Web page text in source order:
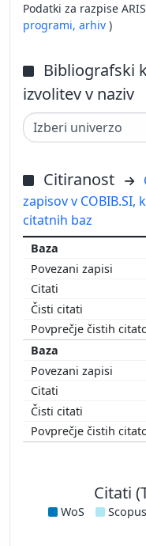
Podatki za razpise
programi, arhiv )
Bibliografski
izvolitev v naziv
Citiranost
zapisov v COBIB.SI,
citatnih baz
Citati
WoS Scopus